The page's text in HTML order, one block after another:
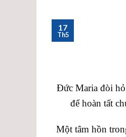
17
Th5
Đức Maria đòi
để hoàn tất
Một tâm hồn